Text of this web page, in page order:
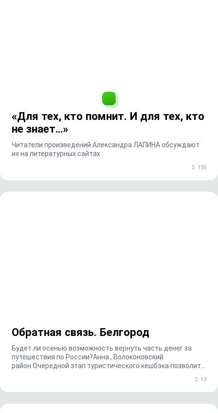
«Для тех, кто помнит. И для тех, кто
не знает…»
Читатели произведений Александра ЛАПИНА обсуждают
их на литературных сайтах
135
Обратная связь. Белгород
Будет ли осенью возможность вернуть часть денег за
путешествия по России?Анна , Волоконовский
район.Очередной этап туристического кешбэка позволит
13